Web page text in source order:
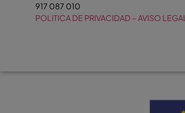
917 087 010
POLITICA DE PRIVACIDAD – AVISO LEGAL